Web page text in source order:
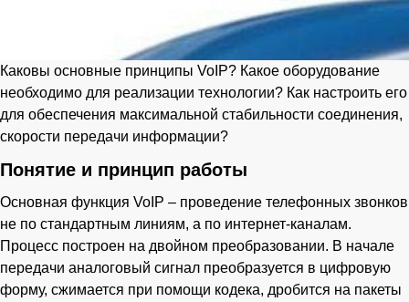
Каковы основные принципы VoIP? Какое оборудование
необходимо для реализации технологии? Как настроить его
для обеспечения максимальной стабильности соединения,
скорости передачи информации?
Понятие и принцип работы
Основная функция VoIP – проведение телефонных звонков
не по стандартным линиям, а по интернет-каналам.
Процесс построен на двойном преобразовании. В начале
передачи аналоговый сигнал преобразуется в цифровую
форму, сжимается при помощи кодека, дробится на пакеты